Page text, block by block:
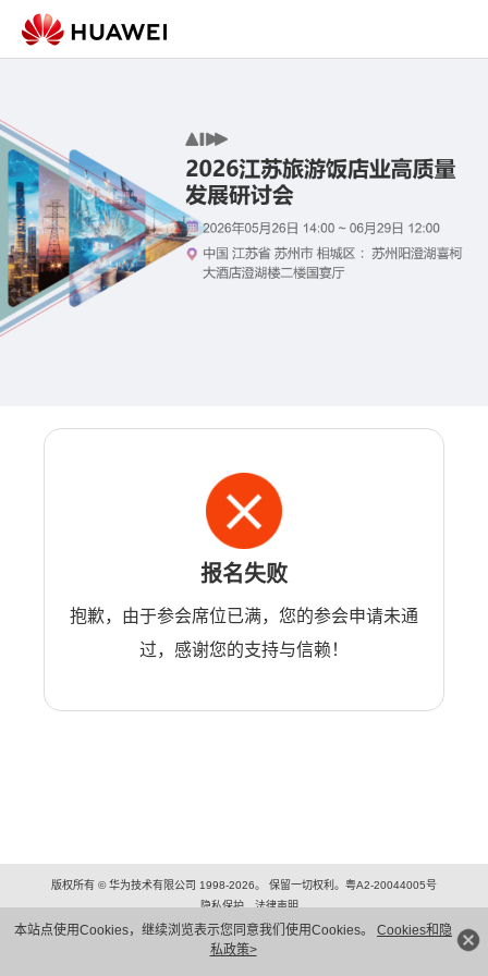
本站点使用Cookies，继续浏览表示您同意我们使用Cookies。 Cookies和隐
私政策>
报名失败
抱歉，由于参会席位已满，您的参会申请未通
过，感谢您的支持与信赖！
版权所有 © 华为技术有限公司 1998-2026。 保留一切权利。粤A2-20044005号
隐私保护
法律声明